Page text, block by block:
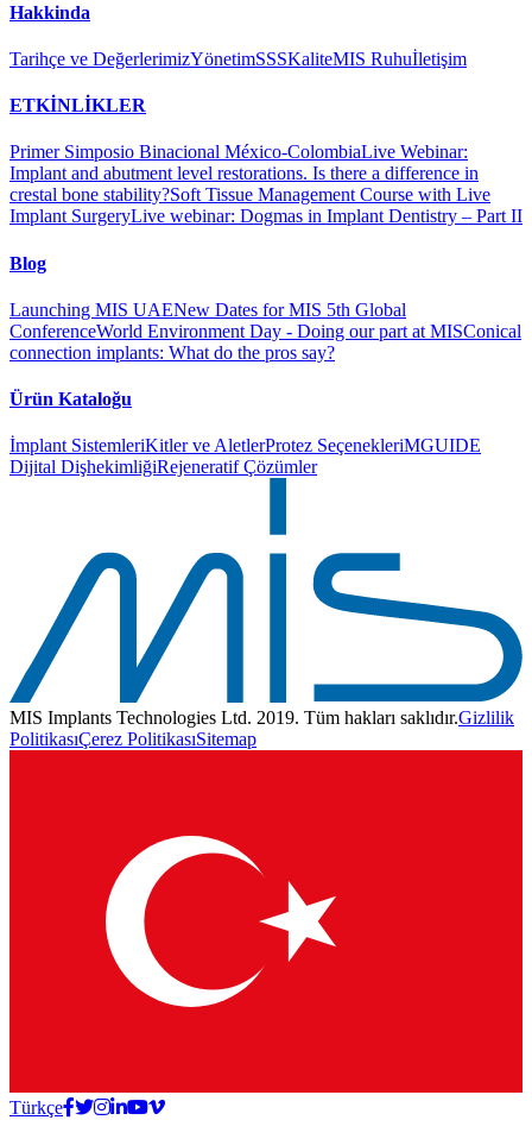
Hakkinda
Tarihçe ve DeğerlerimizYönetimSSSKaliteMIS Ruhuİletişim
ETKİNLİKLER
Primer Simposio Binacional México-ColombiaLive Webinar:
Implant and abutment level restorations. Is there a difference in
crestal bone stability?Soft Tissue Management Course with Live
Implant SurgeryLive webinar: Dogmas in Implant Dentistry – Part II
Blog
Launching MIS UAENew Dates for MIS 5th Global
ConferenceWorld Environment Day - Doing our part at MISConical
connection implants: What do the pros say?
Ürün Kataloğu
İmplant SistemleriKitler ve AletlerProtez SeçenekleriMGUIDE
Dijital DişhekimliğiRejeneratif Çözümler
MIS Implants Technologies Ltd. 2019. Tüm hakları saklıdır.Gizlilik
PolitikasıÇerez PolitikasıSitemap
Türkçe